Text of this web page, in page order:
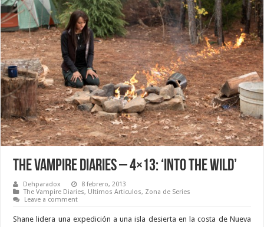
The Vampire Diaries – 4×13: ‘Into the Wild’
Dehparadox
8 febrero, 2013
The Vampire Diaries, Ultimos Articulos, Zona de Series
Leave a comment
Shane lidera una expedición a una isla desierta en la costa de Nueva